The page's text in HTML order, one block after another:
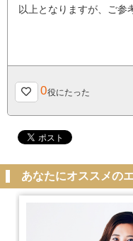
以上となりますが、ご参
0役にたった
あなたにオススメの